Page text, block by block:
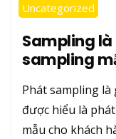
Uncategorized
Sampling
sampling
Phát sampling là
được hiểu là
mẫu cho khách